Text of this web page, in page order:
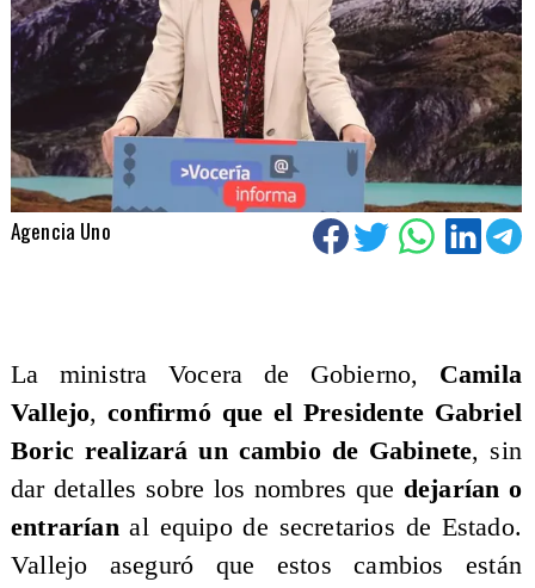
Agencia Uno
La ministra Vocera de Gobierno, Camila
Vallejo,confirmó que el Presidente Gabriel
Boric realizará un cambio de Gabinete, sin
dar detalles sobre los nombres que dejarían o
entraríanal equipo de secretarios de Estado.
Vallejo aseguró que estos cambios están